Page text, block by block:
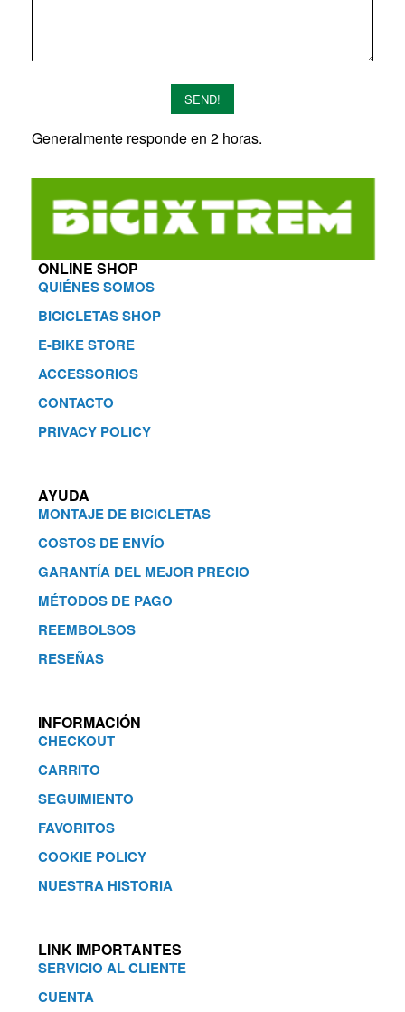
SEND!
Generalmente responde en 2 horas.
ONLINE SHOP
QUIÉNES SOMOS
BICICLETAS SHOP
E-BIKE STORE
ACCESSORIOS
CONTACTO
PRIVACY POLICY
AYUDA
MONTAJE DE BICICLETAS
COSTOS DE ENVÍO
GARANTÍA DEL MEJOR PRECIO
MÉTODOS DE PAGO
REEMBOLSOS
RESEÑAS
INFORMACIÓN
CHECKOUT
CARRITO
SEGUIMIENTO
FAVORITOS
COOKIE POLICY
NUESTRA HISTORIA
LINK IMPORTANTES
SERVICIO AL CLIENTE
CUENTA